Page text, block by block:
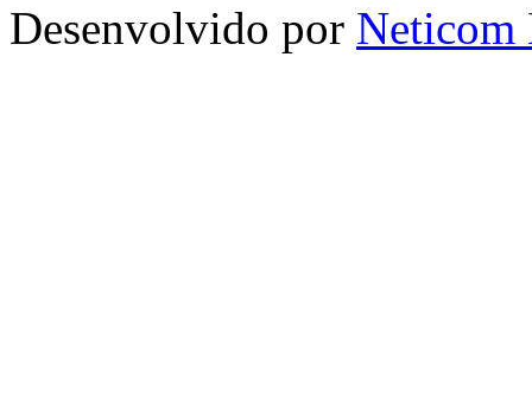
Desenvolvido por Neticom